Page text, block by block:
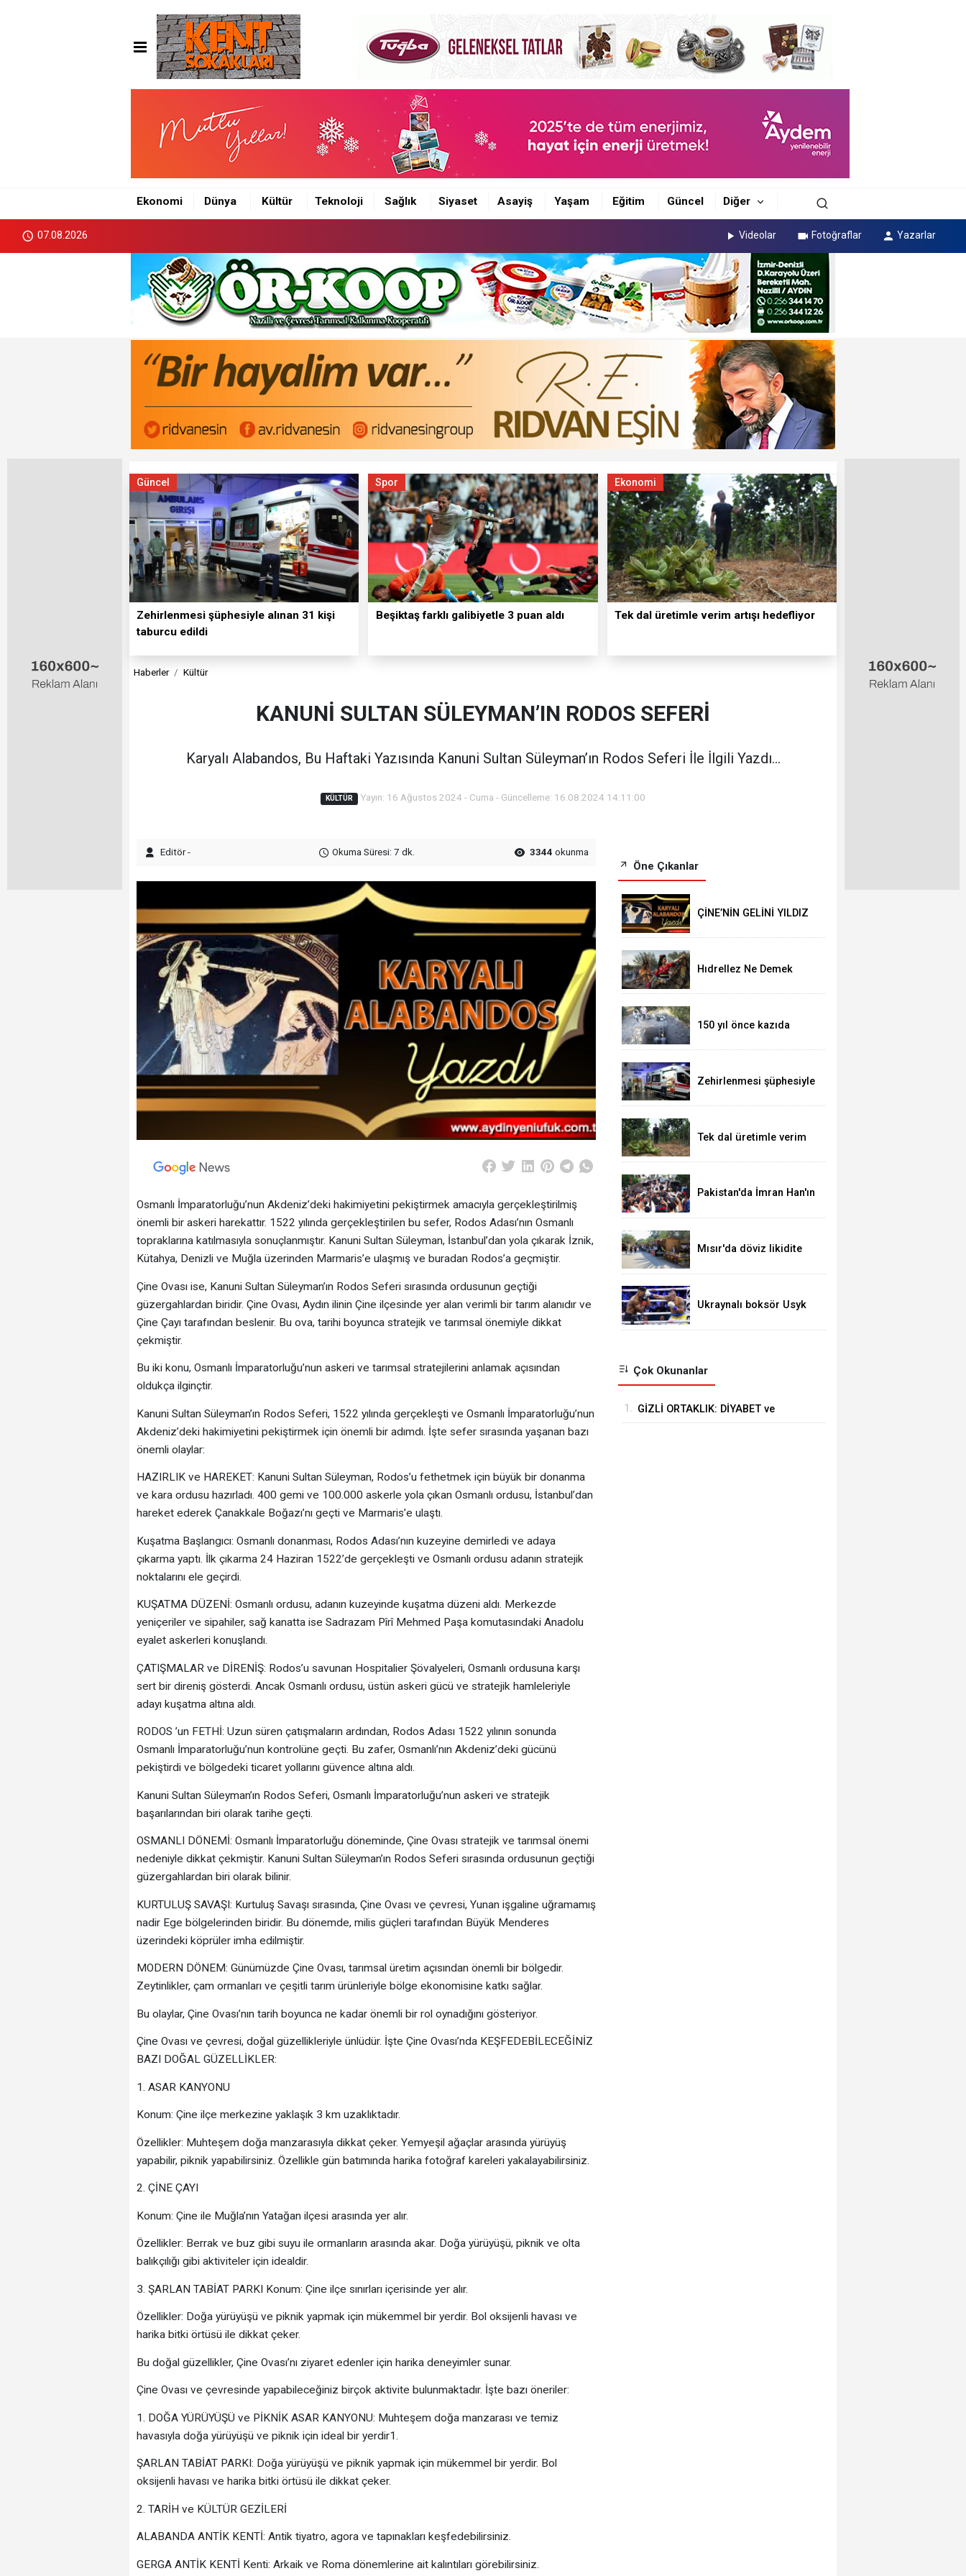
Ekonomi Dünya Kültür Teknoloji Sağlık Siyaset Asayiş Yaşam Eğitim Güncel Diğer
07.08.2026 Videolar Fotoğraflar Yazarlar
Güncel
Zehirlenmesi şüphesiyle alınan 31 kişi
taburcu edildi
Spor
Beşiktaş farklı galibiyetle 3 puan aldı
Ekonomi
Tek dal üretimle verim artışı hedefliyor
Haberler Kültür
KANUNİ SULTAN SÜLEYMAN’IN RODOS SEFERİ
Karyalı Alabandos, Bu Haftaki Yazısında Kanuni Sultan Süleyman’ın Rodos Seferi İle İlgili Yazdı...
KÜLTÜR Yayın: 16 Ağustos 2024 - Cuma - Güncelleme: 16.08.2024 14:11:00
Editör - Okuma Süresi: 7 dk. 3344 okunma
Osmanlı İmparatorluğu’nun Akdeniz’deki hakimiyetini pekiştirmek amacıyla gerçekleştirilmiş
önemli bir askeri harekattır. 1522 yılında gerçekleştirilen bu sefer, Rodos Adası’nın Osmanlı
topraklarına katılmasıyla sonuçlanmıştır. Kanuni Sultan Süleyman, İstanbul’dan yola çıkarak İznik,
Kütahya, Denizli ve Muğla üzerinden Marmaris’e ulaşmış ve buradan Rodos’a geçmiştir.
Çine Ovası ise, Kanuni Sultan Süleyman’ın Rodos Seferi sırasında ordusunun geçtiği
güzergahlardan biridir. Çine Ovası, Aydın ilinin Çine ilçesinde yer alan verimli bir tarım alanıdır ve
Çine Çayı tarafından beslenir. Bu ova, tarihi boyunca stratejik ve tarımsal önemiyle dikkat
çekmiştir.
Bu iki konu, Osmanlı İmparatorluğu’nun askeri ve tarımsal stratejilerini anlamak açısından
oldukça ilginçtir.
Kanuni Sultan Süleyman’ın Rodos Seferi, 1522 yılında gerçekleşti ve Osmanlı İmparatorluğu’nun
Akdeniz’deki hakimiyetini pekiştirmek için önemli bir adımdı. İşte sefer sırasında yaşanan bazı
önemli olaylar:
HAZIRLIK ve HAREKET: Kanuni Sultan Süleyman, Rodos’u fethetmek için büyük bir donanma
ve kara ordusu hazırladı. 400 gemi ve 100.000 askerle yola çıkan Osmanlı ordusu, İstanbul’dan
hareket ederek Çanakkale Boğazı’nı geçti ve Marmaris’e ulaştı.
Kuşatma Başlangıcı: Osmanlı donanması, Rodos Adası’nın kuzeyine demirledi ve adaya
çıkarma yaptı. İlk çıkarma 24 Haziran 1522’de gerçekleşti ve Osmanlı ordusu adanın stratejik
noktalarını ele geçirdi.
KUŞATMA DÜZENİ: Osmanlı ordusu, adanın kuzeyinde kuşatma düzeni aldı. Merkezde
yeniçeriler ve sipahiler, sağ kanatta ise Sadrazam Pîrî Mehmed Paşa komutasındaki Anadolu
eyalet askerleri konuşlandı.
ÇATIŞMALAR ve DİRENİŞ: Rodos’u savunan Hospitalier Şövalyeleri, Osmanlı ordusuna karşı
sert bir direniş gösterdi. Ancak Osmanlı ordusu, üstün askeri gücü ve stratejik hamleleriyle
adayı kuşatma altına aldı.
RODOS ’un FETHİ: Uzun süren çatışmaların ardından, Rodos Adası 1522 yılının sonunda
Osmanlı İmparatorluğu’nun kontrolüne geçti. Bu zafer, Osmanlı’nın Akdeniz’deki gücünü
pekiştirdi ve bölgedeki ticaret yollarını güvence altına aldı.
Kanuni Sultan Süleyman’ın Rodos Seferi, Osmanlı İmparatorluğu’nun askeri ve stratejik
başarılarından biri olarak tarihe geçti.
OSMANLI DÖNEMİ: Osmanlı İmparatorluğu döneminde, Çine Ovası stratejik ve tarımsal önemi
nedeniyle dikkat çekmiştir. Kanuni Sultan Süleyman’ın Rodos Seferi sırasında ordusunun geçtiği
güzergahlardan biri olarak bilinir.
KURTULUŞ SAVAŞI: Kurtuluş Savaşı sırasında, Çine Ovası ve çevresi, Yunan işgaline uğramamış
nadir Ege bölgelerinden biridir. Bu dönemde, milis güçleri tarafından Büyük Menderes
üzerindeki köprüler imha edilmiştir.
MODERN DÖNEM: Günümüzde Çine Ovası, tarımsal üretim açısından önemli bir bölgedir.
Zeytinlikler, çam ormanları ve çeşitli tarım ürünleriyle bölge ekonomisine katkı sağlar.
Bu olaylar, Çine Ovası’nın tarih boyunca ne kadar önemli bir rol oynadığını gösteriyor.
Çine Ovası ve çevresi, doğal güzellikleriyle ünlüdür. İşte Çine Ovası’nda KEŞFEDEBİLECEĞİNİZ
BAZI DOĞAL GÜZELLİKLER:
1. ASAR KANYONU
Konum: Çine ilçe merkezine yaklaşık 3 km uzaklıktadır.
Özellikler: Muhteşem doğa manzarasıyla dikkat çeker. Yemyeşil ağaçlar arasında yürüyüş
yapabilir, piknik yapabilirsiniz. Özellikle gün batımında harika fotoğraf kareleri yakalayabilirsiniz.
2. ÇİNE ÇAYI
Konum: Çine ile Muğla’nın Yatağan ilçesi arasında yer alır.
Özellikler: Berrak ve buz gibi suyu ile ormanların arasında akar. Doğa yürüyüşü, piknik ve olta
balıkçılığı gibi aktiviteler için idealdir.
3. ŞARLAN TABİAT PARKI Konum: Çine ilçe sınırları içerisinde yer alır.
Özellikler: Doğa yürüyüşü ve piknik yapmak için mükemmel bir yerdir. Bol oksijenli havası ve
harika bitki örtüsü ile dikkat çeker.
Bu doğal güzellikler, Çine Ovası’nı ziyaret edenler için harika deneyimler sunar.
Çine Ovası ve çevresinde yapabileceğiniz birçok aktivite bulunmaktadır. İşte bazı öneriler:
1. DOĞA YÜRÜYÜŞÜ ve PİKNİK ASAR KANYONU: Muhteşem doğa manzarası ve temiz
havasıyla doğa yürüyüşü ve piknik için ideal bir yerdir1.
ŞARLAN TABİAT PARKI: Doğa yürüyüşü ve piknik yapmak için mükemmel bir yerdir. Bol
oksijenli havası ve harika bitki örtüsü ile dikkat çeker.
2. TARİH ve KÜLTÜR GEZİLERİ
ALABANDA ANTİK KENTİ: Antik tiyatro, agora ve tapınakları keşfedebilirsiniz.
GERGA ANTİK KENTİ Kenti: Arkaik ve Roma dönemlerine ait kalıntıları görebilirsiniz.
Öne Çıkanlar
ÇİNE’NİN GELİNİ YILDIZ
Hıdrellez Ne Demek
150 yıl önce kazıda
yaklaştı
Zehirlenmesi şüphesiyle
edildi
Tek dal üretimle verim
Pakistan'da İmran Han'ın
düzenledi
Mısır'da döviz likidite
birimini yeni bir dalgalı
mi?
Ukraynalı boksör Usyk
Çok Okunanlar
1. GİZLİ ORTAKLIK: DİYABET ve